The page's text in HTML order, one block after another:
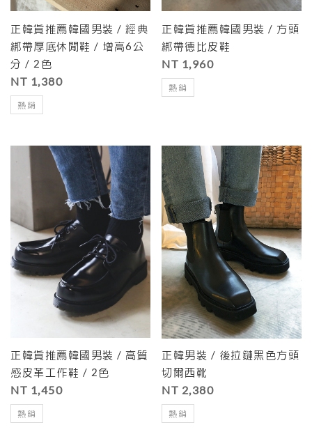
正韓貨推薦韓國男裝 / 經典
綁帶厚底休閒鞋 / 增高6公
分 / 2色
NT 1,380
熱銷
正韓貨推薦韓國男裝 / 方頭
綁帶德比皮鞋
NT 1,960
熱銷
正韓貨推薦韓國男裝 / 高質
感皮革工作鞋 / 2色
NT 1,450
熱銷
正韓男裝 / 後拉鏈黑色方頭
切爾西靴
NT 2,380
熱銷